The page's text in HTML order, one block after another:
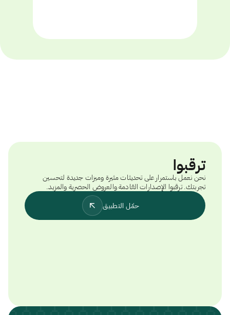
ترقبوا
نحن نعمل باستمرار على تحديثات مثيرة وميزات جديدة لتحسين
تجربتك. ترقبوا الإصدارات القادمة والعروض الحصرية والمزيد.
حمّل التطبيق